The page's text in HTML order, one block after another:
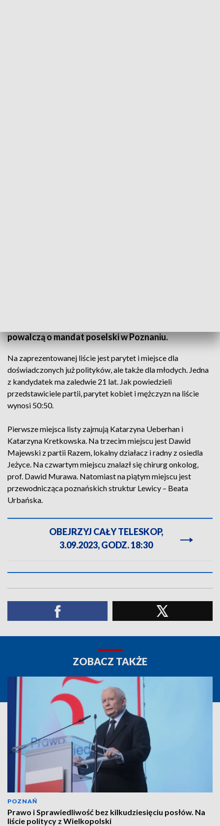
powalczą o mandat poselski w Poznaniu.
Na zaprezentowanej liście jest parytet i miejsce dla
doświadczonych już polityków, ale także dla młodych. Jedna
z kandydatek ma zaledwie 21 lat. Jak powiedzieli
przedstawiciele partii, parytet kobiet i mężczyzn na liście
wynosi 50:50.
Pierwsze miejsca listy zajmują Katarzyna Ueberhan i
Katarzyna Kretkowska. Na trzecim miejscu jest Dawid
Majewski z partii Razem, lokalny działacz i radny z osiedla
Jeżyce. Na czwartym miejscu znalazł się chirurg onkolog,
prof. Dawid Murawa. Natomiast na piątym miejscu jest
przewodnicząca poznańskich struktur Lewicy – Beata
Urbańska.
OBEJRZYJ CAŁY TELESKOP,
3.09.2023, GODZ. 18:30
ZOBACZ TAKŻE
POZNAŃ
Prawo i Sprawiedliwość bez kilkudziesięciu posłów. Na
liście politycy z Wielkopolski